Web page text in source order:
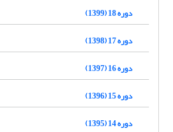
دوره 18 (1399)
دوره 17 (1398)
دوره 16 (1397)
دوره 15 (1396)
دوره 14 (1395)